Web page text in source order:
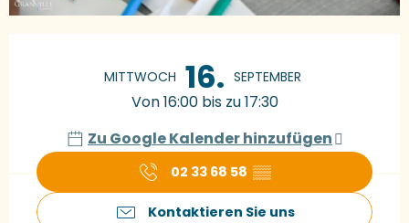
MITTWOCH 16. SEPTEMBER
Von 16:00 bis zu 17:30
Zu Google Kalender hinzufügen
02 33 68 58 ▒▒
Kontaktieren Sie uns